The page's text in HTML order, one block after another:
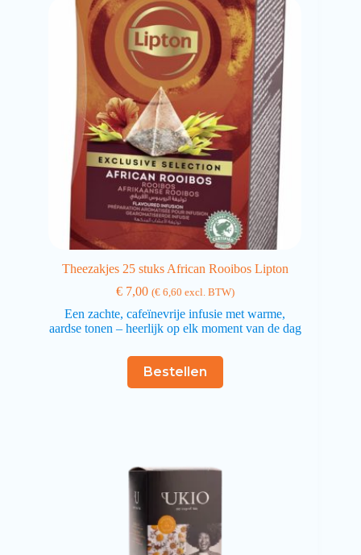
Theezakjes 25 stuks African Rooibos Lipton
€7,00 (€6,60 excl. BTW)
Een zachte, cafeïnevrije infusie met warme,
aardse tonen – heerlijk op elk moment van de dag
Bestellen